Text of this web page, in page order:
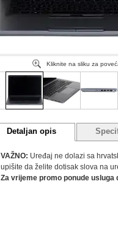
Kliknite na sliku za
Detaljan opis
VAŽNO: Uređaj ne dolazi sa
upišite da želite dotisak slova na
Za vrijeme promo ponude